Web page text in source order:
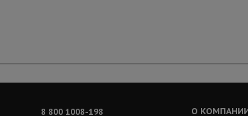
8 800 1008-198 О